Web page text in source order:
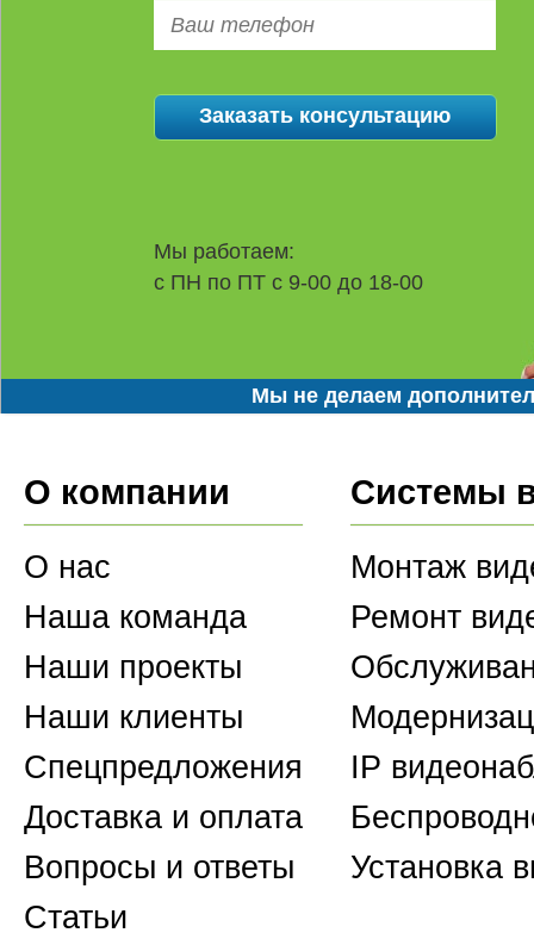
Мы работаем:
с ПН по ПТ с 9-00 до 18-00
Мы не делаем
О компании
О нас
Наша команда
Наши проекты
Наши клиенты
Спецпредложения
Доставка и оплата
Вопросы и ответы
Статьи
Системы
Монтаж
Ремонт
IP
Установка